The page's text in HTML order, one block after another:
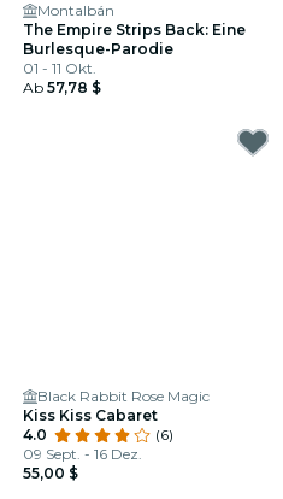
Montalbán
The Empire Strips Back: Eine
Burlesque-Parodie
01 - 11 Okt.
Ab 57,78 $
Black Rabbit Rose Magic
Kiss Kiss Cabaret
4.0
(6)
09 Sept. - 16 Dez.
55,00 $